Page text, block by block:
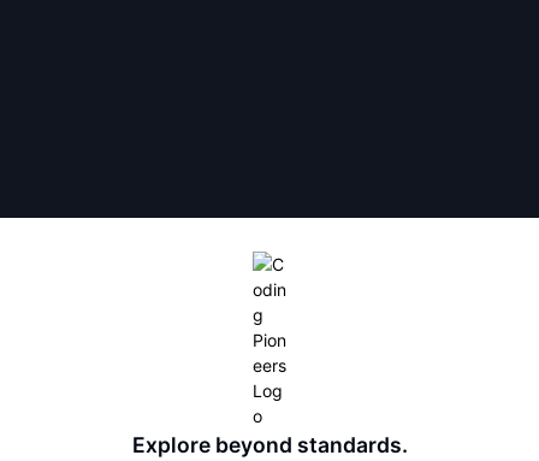
Explore beyond standards.